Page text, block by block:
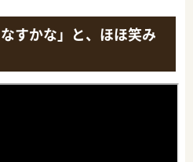
すかな」と、ほほ笑み